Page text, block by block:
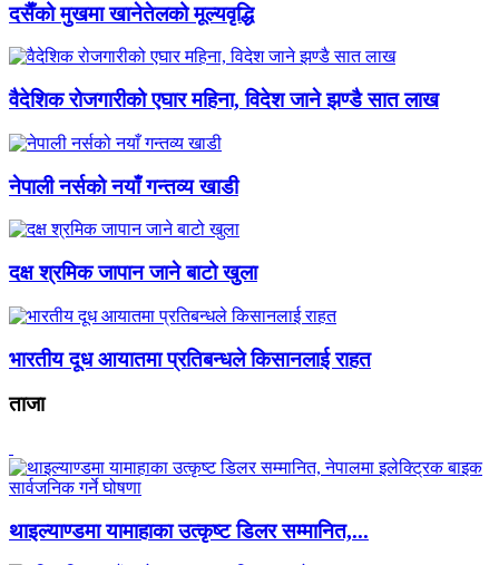
दसैँको मुखमा खानेतेलको मूल्यवृद्धि
वैदेशिक रोजगारीको एघार महिना, विदेश जाने झण्डै सात लाख
नेपाली नर्सको नयाँ गन्तव्य खाडी
दक्ष श्रमिक जापान जाने बाटो खुला
भारतीय दूध आयातमा प्रतिबन्धले किसानलाई राहत
ताजा
थाइल्याण्डमा यामाहाका उत्कृष्ट डिलर सम्मानित,...